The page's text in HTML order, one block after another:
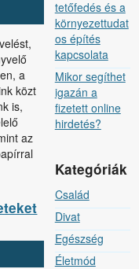
a
közt
is,
az
tetőfedés és a
környezettudat
os építés
kapcsolata
Mikor segíthet
igazán a
fizetett online
hirdetés?
Kategóriák
Család
Divat
Egészség
Életmód